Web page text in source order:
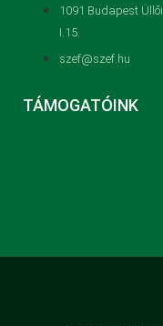
1091 Budapest
I.15.
szef@szef.hu
TÁMOGATÓINK